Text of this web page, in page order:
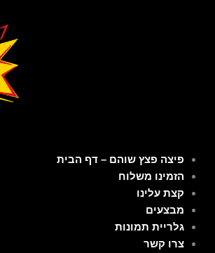
פיצה פצץ שוהם – דף הבית
הזמינו משלוח
קצת עלינו
מבצעים
גלריית תמונות
צרו קשר